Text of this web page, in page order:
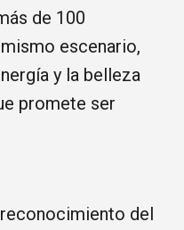
de 100
escenario,
y la belleza
promete ser
del